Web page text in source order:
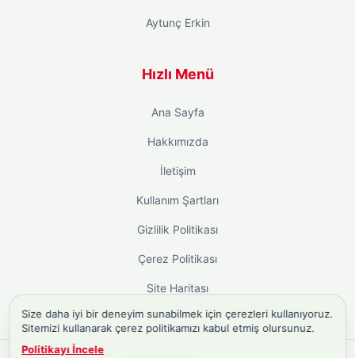
Aytunç Erkin
Hızlı Menü
Ana Sayfa
Hakkımızda
İletişim
Kullanım Şartları
Gizlilik Politikası
Çerez Politikası
Site Haritası
Size daha iyi bir deneyim sunabilmek için çerezleri kullanıyoruz.
Sitemizi kullanarak çerez politikamızı kabul etmiş olursunuz.
Politikayı İncele